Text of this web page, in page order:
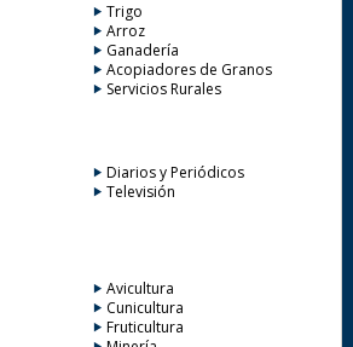
Trigo
Arroz
Ganadería
Acopiadores de Granos
Servicios Rurales
Diarios y Periódicos
Televisión
Avicultura
Cunicultura
Fruticultura